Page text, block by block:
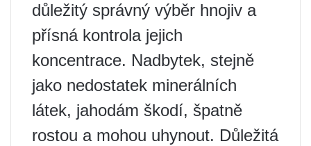
důležitý správný výběr hnojiv a
přísná kontrola jejich
koncentrace. Nadbytek, stejně
jako nedostatek minerálních
látek, jahodám škodí, špatně
rostou a mohou uhynout. Důležitá